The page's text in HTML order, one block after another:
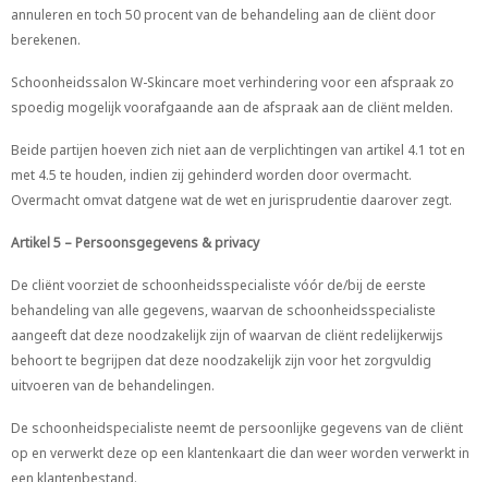
annuleren en toch 50 procent van de behandeling aan de cliënt door
berekenen.
Schoonheidssalon W-Skincare moet verhindering voor een afspraak zo
spoedig mogelijk voorafgaande aan de afspraak aan de cliënt melden.
Beide partijen hoeven zich niet aan de verplichtingen van artikel 4.1 tot en
met 4.5 te houden, indien zij gehinderd worden door overmacht.
Overmacht omvat datgene wat de wet en jurisprudentie daarover zegt.
Artikel 5 – Persoonsgegevens & privacy
De cliënt voorziet de schoonheidsspecialiste vóór de/bij de eerste
behandeling van alle gegevens, waarvan de schoonheidsspecialiste
aangeeft dat deze noodzakelijk zijn of waarvan de cliënt redelijkerwijs
behoort te begrijpen dat deze noodzakelijk zijn voor het zorgvuldig
uitvoeren van de behandelingen.
De schoonheidspecialiste neemt de persoonlijke gegevens van de cliënt
op en verwerkt deze op een klantenkaart die dan weer worden verwerkt in
een klantenbestand.